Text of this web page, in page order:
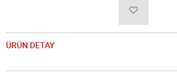
ÜRÜN DETAY